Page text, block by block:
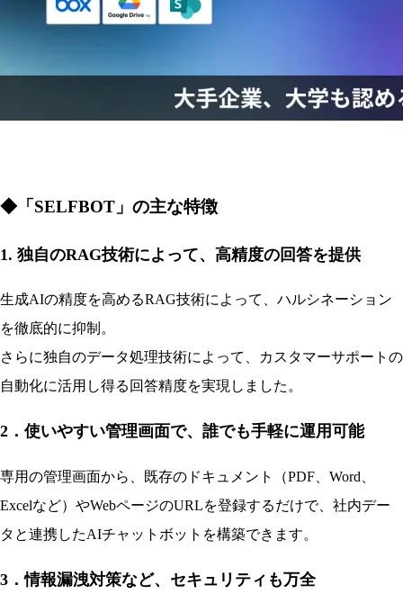
◆「SELFBOT」の主な特徴
1. 独自のRAG技術によって、高精度の回答を提供
生成AIの精度を高めるRAG技術によって、ハルシネーション
を徹底的に抑制。
さらに独自のデータ処理技術によって、カスタマーサポートの
自動化に活用し得る回答精度を実現しました。
2．使いやすい管理画面で、誰でも手軽に運用可能
専用の管理画面から、既存のドキュメント（PDF、Word、
Excelなど）やWebページのURLを登録するだけで、社内デー
タと連携したAIチャットボットを構築できます。
3．情報漏洩対策など、セキュリティも万全